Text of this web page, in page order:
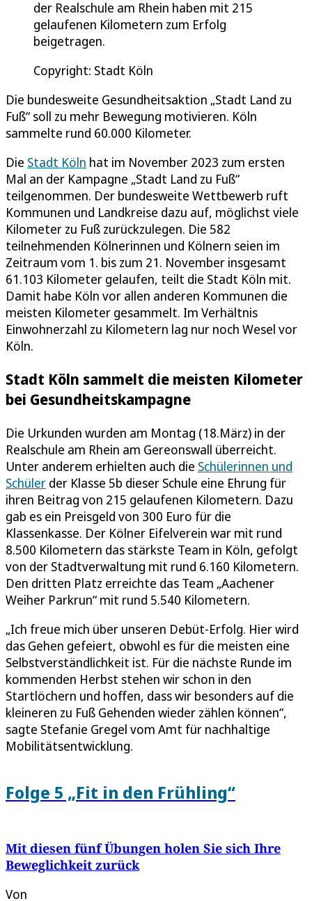
der Realschule am Rhein haben mit 215
gelaufenen Kilometern zum Erfolg
beigetragen.
Copyright: Stadt Köln
Die bundesweite Gesundheitsaktion „Stadt Land zu
Fuß“ soll zu mehr Bewegung motivieren. Köln
sammelte rund 60.000 Kilometer.
Die Stadt Köln hat im November 2023 zum ersten
Mal an der Kampagne „Stadt Land zu Fuß“
teilgenommen. Der bundesweite Wettbewerb ruft
Kommunen und Landkreise dazu auf, möglichst viele
Kilometer zu Fuß zurückzulegen. Die 582
teilnehmenden Kölnerinnen und Kölnern seien im
Zeitraum vom 1. bis zum 21. November insgesamt
61.103 Kilometer gelaufen, teilt die Stadt Köln mit.
Damit habe Köln vor allen anderen Kommunen die
meisten Kilometer gesammelt. Im Verhältnis
Einwohnerzahl zu Kilometern lag nur noch Wesel vor
Köln.
Stadt Köln sammelt die meisten Kilometer
bei Gesundheitskampagne
Die Urkunden wurden am Montag (18.März) in der
Realschule am Rhein am Gereonswall überreicht.
Unter anderem erhielten auch die Schülerinnen und
Schüler der Klasse 5b dieser Schule eine Ehrung für
ihren Beitrag von 215 gelaufenen Kilometern. Dazu
gab es ein Preisgeld von 300 Euro für die
Klassenkasse. Der Kölner Eifelverein war mit rund
8.500 Kilometern das stärkste Team in Köln, gefolgt
von der Stadtverwaltung mit rund 6.160 Kilometern.
Den dritten Platz erreichte das Team „Aachener
Weiher Parkrun“ mit rund 5.540 Kilometern.
„Ich freue mich über unseren Debüt-Erfolg. Hier wird
das Gehen gefeiert, obwohl es für die meisten eine
Selbstverständlichkeit ist. Für die nächste Runde im
kommenden Herbst stehen wir schon in den
Startlöchern und hoffen, dass wir besonders auf die
kleineren zu Fuß Gehenden wieder zählen können“,
sagte Stefanie Gregel vom Amt für nachhaltige
Mobilitätsentwicklung.
Folge 5 „Fit in den Frühling“
Mit diesen fünf Übungen holen Sie sich Ihre
Beweglichkeit zurück
Von